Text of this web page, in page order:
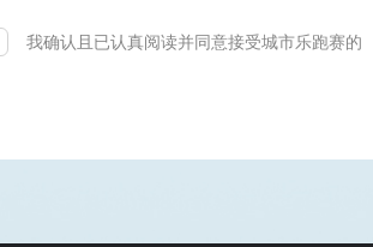
我确认且已认真阅读并同意接受城市乐跑赛的